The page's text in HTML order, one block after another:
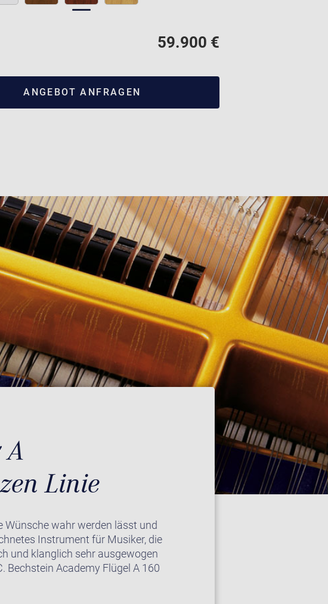
59.900 €
ANGEBOT ANFRAGEN
A
Linie
Wünsche wahr werden lässt und
Instrument für Musiker, die
und klanglich sehr ausgewogen
Bechstein Academy Flügel A 160